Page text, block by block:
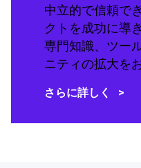
中立的で信頼で
クトを成功に導
専門知識、ツー
ニティの拡大を
さらに詳しく